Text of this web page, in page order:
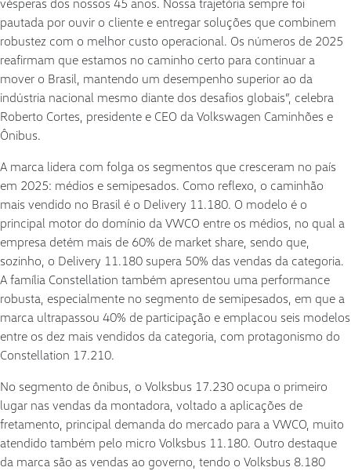
pautada por ouvir o cliente e entregar soluções que combinem
robustez com o melhor custo operacional. Os números de 2025
reafirmam que estamos no caminho certo para continuar a
mover o Brasil, mantendo um desempenho superior ao da
indústria nacional mesmo diante dos desafios globais”, celebra
Roberto Cortes, presidente e CEO da Volkswagen Caminhões e
Ônibus.
A marca lidera com folga os segmentos que cresceram no país
em 2025: médios e semipesados. Como reflexo, o caminhão
mais vendido no Brasil é o Delivery 11.180. O modelo é o
principal motor do domínio da VWCO entre os médios, no qual a
empresa detém mais de 60% de market share, sendo que,
sozinho, o Delivery 11.180 supera 50% das vendas da categoria.
A família Constellation também apresentou uma performance
robusta, especialmente no segmento de semipesados, em que a
marca ultrapassou 40% de participação e emplacou seis modelos
entre os dez mais vendidos da categoria, com protagonismo do
Constellation 17.210.
No segmento de ônibus, o Volksbus 17.230 ocupa o primeiro
lugar nas vendas da montadora, voltado a aplicações de
fretamento, principal demanda do mercado para a VWCO, muito
atendido também pelo micro Volksbus 11.180. Outro destaque
da marca são as vendas ao governo, tendo o Volksbus 8.180